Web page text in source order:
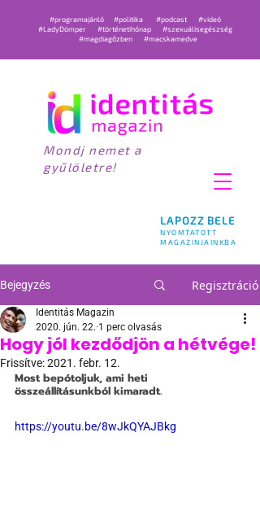
LAPOZZ BELE
NYOMTATOTT
MAGAZINJAINKBA
#programajánló #politika #podcast
#videó
#LadyDömper
#történetihónap
#szexuálisegészség
#magdiagőzben
#macskamedve
Mondj nemet a
gyűlöletre!
Bejegyzés Regisztráció
Hogy jól kezdődjön a hétvége!
Identitás Magazin
2020. jún. 22. 1 perc olvasás
Frissítve:2021. febr. 12.
Most bepótoljuk, ami heti
összeállításunkból kimaradt.
https://youtu.be/8wJkQYAJBkg